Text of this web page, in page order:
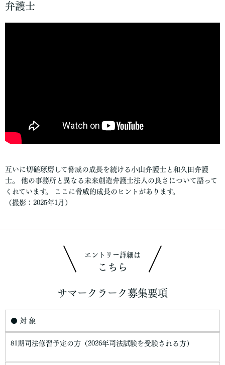
弁護士
互いに切磋琢磨して脅威の成長を続ける小山弁護士と和久田弁護
士。 他の事務所と異なる未来創造弁護士法人の良さについて語って
くれています。 ここに脅威的成長のヒントがあります。
（撮影：2025年1月）
エントリー詳細は
こちら
サマークラーク募集要項
● 対 象
81期司法修習予定の方（2026年司法試験を受験される方）